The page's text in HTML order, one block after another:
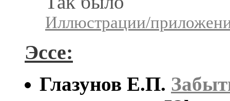
Иллюстрации/
Эссе:
Глазунов Е.П.